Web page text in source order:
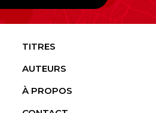
TITRES
AUTEURS
À PROPOS